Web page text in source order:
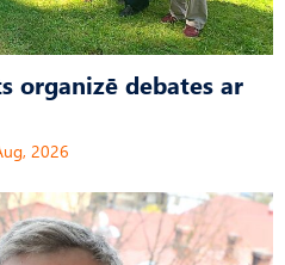
organizē debates ar
2026